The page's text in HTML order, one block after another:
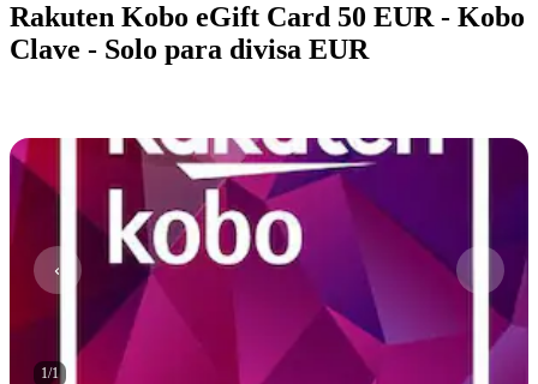
Rakuten Kobo eGift Card 50 EUR - Kobo
Clave - Solo para divisa EUR
1/1